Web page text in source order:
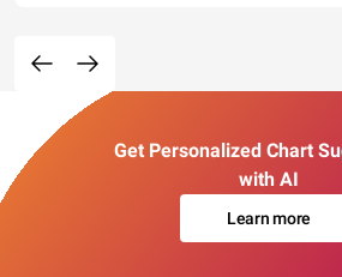
Get Personalized Chart
with AI
Learn more